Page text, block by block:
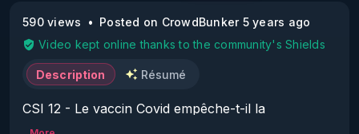
590 views
Posted on CrowdBunker 5 years ago
Video kept online thanks to the community's Shields
Description Résumé
CSI 12 - Le vaccin Covid empêche-t-il la
transmission virale et protège-t-il des formes